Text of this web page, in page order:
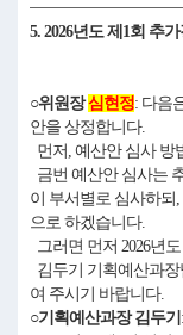
5. 2026년도 제1회 추
○위원장심현정: 다음
안을 상정합니다.
먼저, 예산안 심사 방
금번 예산안 심사는
이 부서별로 심사하되
으로 하겠습니다.
그러면 먼저 2026년
김두기 기획예산과
여 주시기 바랍니다.
○기획예산과장 김두기